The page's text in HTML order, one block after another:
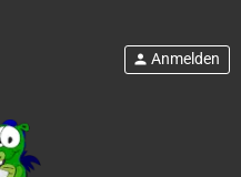
person Anmelden